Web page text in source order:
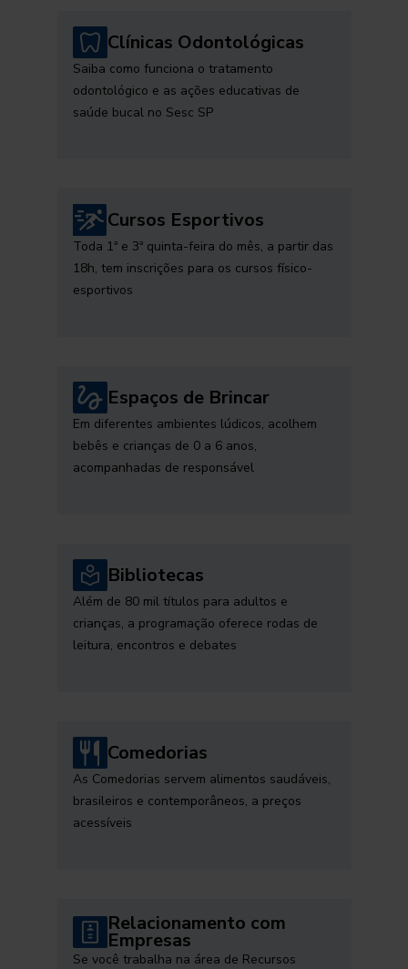
Clínicas Odontológicas
Saiba como funciona o tratamento
odontológico e as ações educativas de
saúde bucal no Sesc SP
Cursos Esportivos
Toda 1ª e 3ª quinta-feira do mês, a partir das
18h, tem inscrições para os cursos físico-
esportivos
Espaços de Brincar
Em diferentes ambientes lúdicos, acolhem
bebês e crianças de 0 a 6 anos,
acompanhadas de responsável
Bibliotecas
Além de 80 mil títulos para adultos e
crianças, a programação oferece rodas de
leitura, encontros e debates
Comedorias
As Comedorias servem alimentos saudáveis,
brasileiros e contemporâneos, a preços
acessíveis
Relacionamento com
Empresas
Se você trabalha na área de Recursos